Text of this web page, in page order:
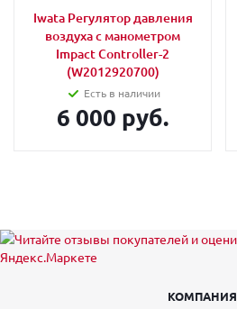
Iwata Регулятор давления
воздуха с манометром
Impact Controller-2
(W2012920700)
Есть в наличии
6 000 руб.
КОМПАНИЯ